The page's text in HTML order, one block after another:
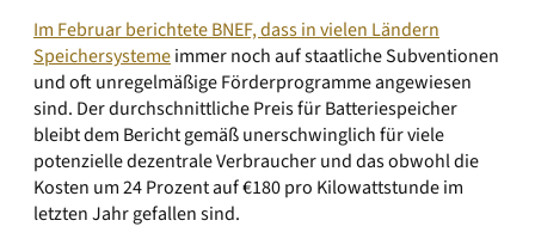
Im Februar berichtete BNEF, dass in vielen Ländern
Speichersystemeimmer noch auf staatliche Subventionen
und oft unregelmäßige Förderprogramme angewiesen
sind. Der durchschnittliche Preis für Batteriespeicher
bleibt dem Bericht gemäß unerschwinglich für viele
potenzielle dezentrale Verbraucher und das obwohl die
Kosten um 24 Prozent auf €180 pro Kilowattstunde im
letzten Jahr gefallen sind.